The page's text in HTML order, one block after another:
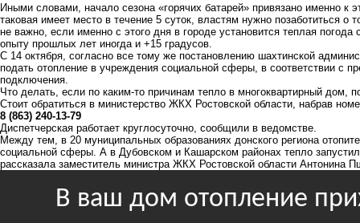
Иными словами, начало сезона «горячих батарей» привязано именно к
таковая имеет место в течение 5 суток, властям нужно позаботиться
не важно, если именно с этого дня в городе установится теплая
опыту прошлых лет иногда и +15 градусов.
С 14 октября, согласно все тому же постановлению шахтинской
подать отопление в учреждения социальной сферы, в соответствии с
подключения.
Что делать, если по каким-то причинам тепло в многоквартирный дом,
Стоит обратиться в министерство ЖКХ Ростовской области, набрав
8 (863) 240-13-79
Диспетчерская работает круглосуточно, сообщили в ведомстве.
Между тем, в 20 муниципальных образованиях донского региона
социальной сферы. А в Дубовском и Кашарском районах тепло
рассказала заместитель министра ЖКХ Ростовской области Антонина